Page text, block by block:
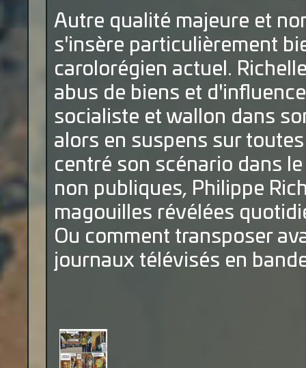
Autre qualité majeure et
s'insère particulièrement
carolorégien actuel.
abus de biens et
socialiste et wallon dans
alors en suspens sur
centré son scénario dans
non publiques, Philippe
magouilles révélées
Ou comment transposer
journaux télévisés en